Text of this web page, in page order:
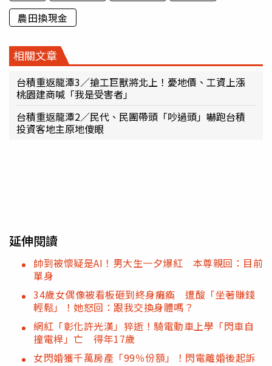
農田換現金
相關文章
台積重返龍潭3／搶工巨獸將北上！憂地價、工資上漲
桃園建商喊「我是受害者」
台積重返龍潭2／民代、民團帶頭「吵過頭」嚇跑台積
投資客地主原地傻眼
延伸閱讀
帥到被懷疑是AI！男大生一夕爆紅 本尊親回：目前
單身
34歲女偶像被看板砸到終身癱瘓 遭酸「坐著賺錢
輕鬆」！她怒回：跟我交換身體嗎？
網紅「彰化許光漢」猝逝！騎電動車上學「閃車自
撞電桿」亡 得年17歲
女閃婚獲千萬房產「99％份額」！閃電離婚後起訴